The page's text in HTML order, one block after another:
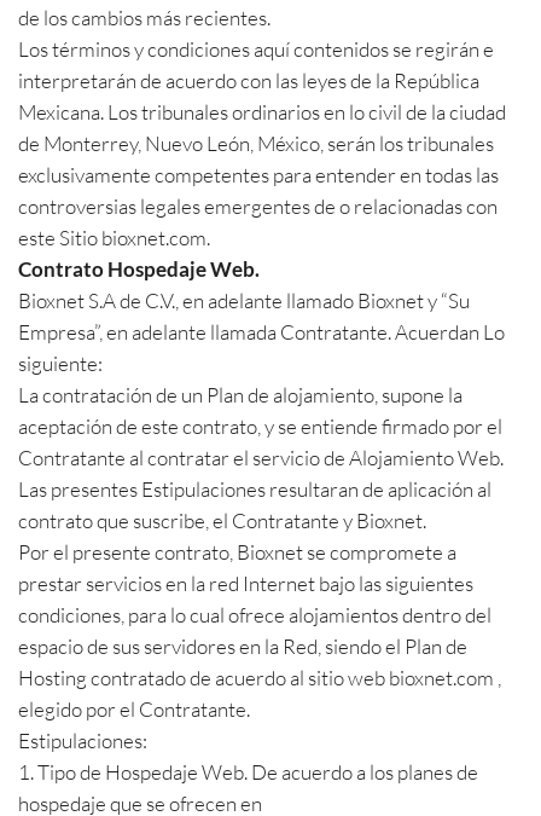
de los cambios más recientes.
Los términos y condiciones aquí contenidos se regirán e
interpretarán de acuerdo con las leyes de la República
Mexicana. Los tribunales ordinarios en lo civil de la ciudad
de Monterrey, Nuevo León, México, serán los tribunales
exclusivamente competentes para entender en todas las
controversias legales emergentes de o relacionadas con
este Sitio bioxnet.com.
Contrato Hospedaje Web.
Bioxnet S.A de C.V., en adelante llamado Bioxnet y “Su
Empresa”, en adelante llamada Contratante. Acuerdan Lo
siguiente:
La contratación de un Plan de alojamiento, supone la
aceptación de este contrato, y se entiende firmado por el
Contratante al contratar el servicio de Alojamiento Web.
Las presentes Estipulaciones resultaran de aplicación al
contrato que suscribe, el Contratante y Bioxnet.
Por el presente contrato, Bioxnet se compromete a
prestar servicios en la red Internet bajo las siguientes
condiciones, para lo cual ofrece alojamientos dentro del
espacio de sus servidores en la Red, siendo el Plan de
Hosting contratado de acuerdo al sitio web bioxnet.com ,
elegido por el Contratante.
Estipulaciones:
1. Tipo de Hospedaje Web. De acuerdo a los planes de
hospedaje que se ofrecen en